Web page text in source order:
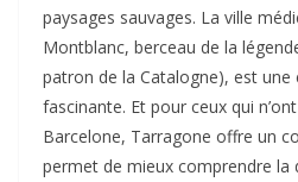
paysages sauvages. La ville
Montblanc, berceau de la
patron de la Catalogne), est une
fascinante. Et pour ceux qui
Barcelone, Tarragone offre un
permet de mieux comprendre la